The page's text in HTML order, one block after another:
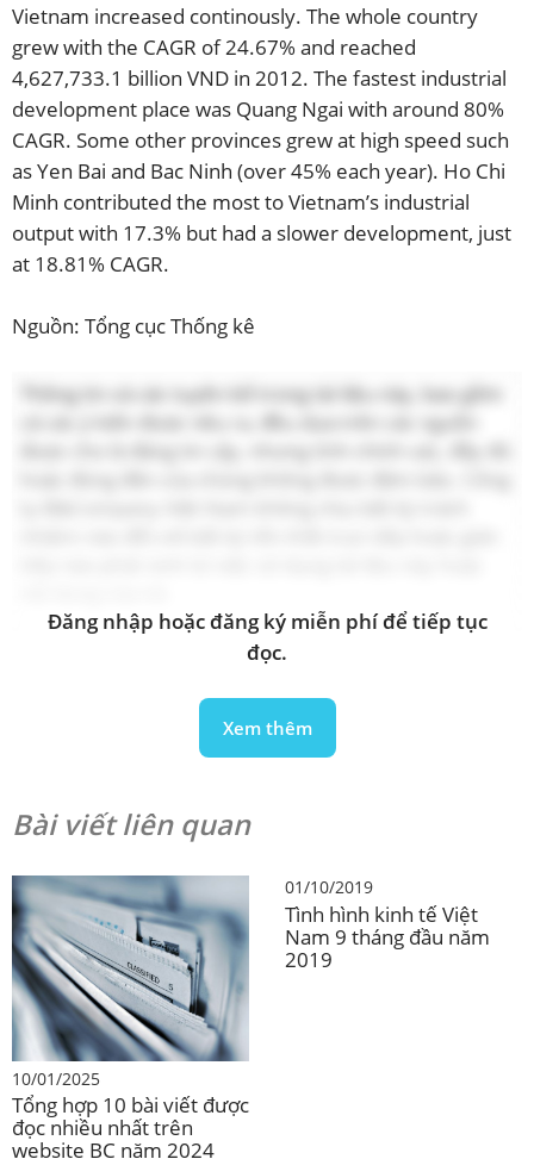
Vietnam increased continously. The whole country
grew with the CAGR of 24.67% and reached
4,627,733.1 billion VND in 2012. The fastest industrial
development place was Quang Ngai with around 80%
CAGR. Some other provinces grew at high speed such
as Yen Bai and Bac Ninh (over 45% each year). Ho Chi
Minh contributed the most to Vietnam’s industrial
output with 17.3% but had a slower development, just
at 18.81% CAGR.
Nguồn: Tổng cục Thống kê
Thông tin và các tuyên bố trong tài liệu này, bao gồm
cả các ý kiến được nêu ra, đều dựa trên các nguồn
Đăng nhập hoặc đăng ký miễn phí để tiếp tục
đọc.
Xem thêm
Bài viết liên quan
10/01/2025
Tổng hợp 10 bài viết được
đọc nhiều nhất trên
website BC năm 2024
01/10/2019
Tình hình kinh tế Việt
Nam 9 tháng đầu năm
2019